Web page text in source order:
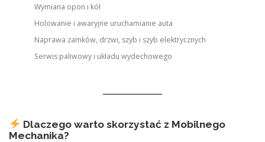
Wymiana opon i kół
Holowanie i awaryjne uruchamianie auta
Naprawa zamków, drzwi, szyb i szyb elektrycznych
Serwis paliwowy i układu wydechowego
Dlaczego warto skorzystać z Mobilnego
Mechanika?